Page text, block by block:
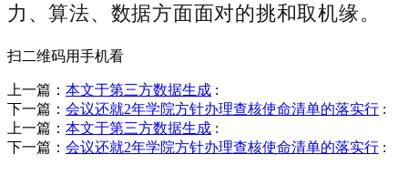
力、算法、数据方面面对的挑和取机缘。
扫二维码用手机看
上一篇： 本文于第三方数据生成 :
下一篇： 会议还就2年学院方针办理查核使命清单的落实行 :
上一篇： 本文于第三方数据生成 :
下一篇： 会议还就2年学院方针办理查核使命清单的落实行 :